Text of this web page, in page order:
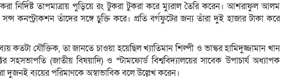
নির্দিষ্ট তাপমাত্রায় পুড়িয়ে রং টুকরা টুকরা করে ম্যুরাল তৈরি করেন। আশরাফুল আলম
সন্স কনস্ট্রাকশন তাঁদের সঙ্গে চুক্তি করে। প্রতি বর্গফুটের জন্য তাঁরা দুই হাজার টাকা করে
কতটা যৌক্তিক, তা জানতে চাওয়া হয়েছিল খ্যাতিমান শিল্পী ও ভাস্কর হামিদুজ্জামান খান
সহসভাপতি (জাতীয় বিষয়াদি) ও স্টামফোর্ড বিশ্ববিদ্যালয়ের সাবেক উপাচার্য অধ্যাপক
দুজনই ব্যয়ের পরিমাণকে অস্বাভাবিক বলে উল্লেখ করেন।